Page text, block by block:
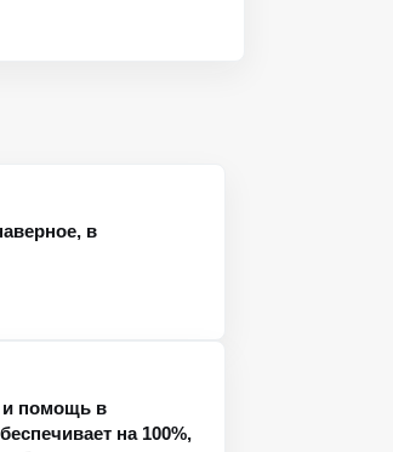
в
и помощь в
на 100%,